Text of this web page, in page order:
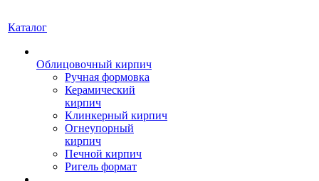
Каталог
Облицовочный кирпич
Ручная формовка
Керамический
кирпич
Клинкерный кирпич
Огнеупорный
кирпич
Печной кирпич
Ригель формат